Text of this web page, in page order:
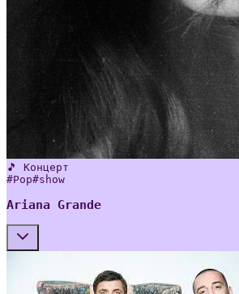
🎵 Концерт
#Pop#show
Ariana Grande